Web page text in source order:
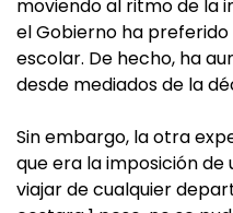
moviendo al ritmo de la
el Gobierno ha
escolar. De hecho, ha
desde mediados de la
Sin embargo, la otra
que era la imposición de
viajar de cualquier